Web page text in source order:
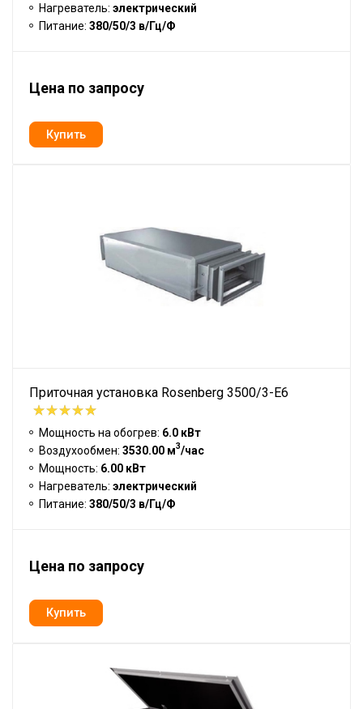
Нагреватель: электрический
Питание: 380/50/3 в/Гц/Ф
Цена по запросу
Приточная установка Rosenberg 3500/3-E6
Мощность на обогрев: 6.0 кВт
Воздухообмен: 3530.00 м3/час
Мощность: 6.00 кВт
Нагреватель: электрический
Питание: 380/50/3 в/Гц/Ф
Цена по запросу